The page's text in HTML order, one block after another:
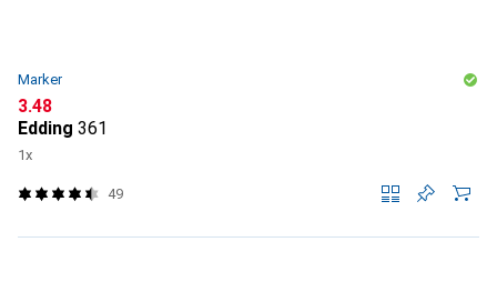
Marker
CHF
3.48
Edding 361
1x
49